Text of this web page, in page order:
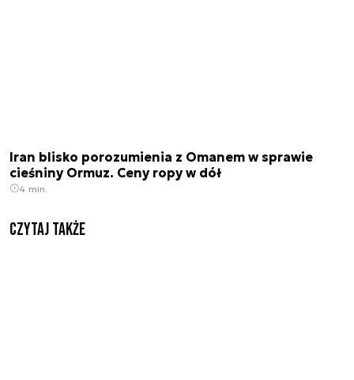
Iran blisko porozumienia z Omanem w sprawie
cieśniny Ormuz. Ceny ropy w dół
4 min.
Czytaj także